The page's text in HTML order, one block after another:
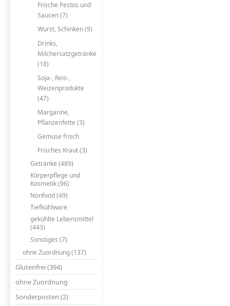
Frische Pestos und
Saucen (7)
Wurst, Schinken (9)
Drinks,
Milchersatzgetränke
(18)
Soja-, Reis-,
Weizenprodukte
(47)
Margarine,
Pflanzenfette (3)
Gemüse frisch
Frisches Kraut (3)
Getränke (489)
Körperpflege und
Kosmetik (96)
Nonfood (49)
Tiefkühlware
gekühlte Lebensmittel
(443)
Sonstiges (7)
ohne Zuordnung (137)
Glutenfrei (394)
ohne Zuordnung
Sonderposten (2)